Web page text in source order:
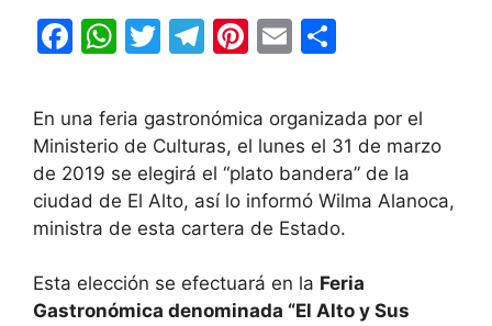
F
c
e
b
o
o
k
W
at
s
A
p
p
T
itt
er
T
e
gr
a
m
Pi
er
e
st
E
ai
l
m
p
ar
tir
En una feria gastronómica organizada por el
Ministerio de Culturas, el lunes el 31 de marzo
de 2019 se elegirá el “plato bandera” de la
ciudad de El Alto, así lo informó Wilma Alanoca,
ministra de esta cartera de Estado.
Esta elección se efectuará en la Feria
Gastronómica denominada “El Alto y Sus